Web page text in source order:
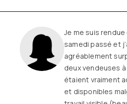
Une boutique
remplie de joie
vêtements sont
et originaux pour
morphologies
longtemps que j’y